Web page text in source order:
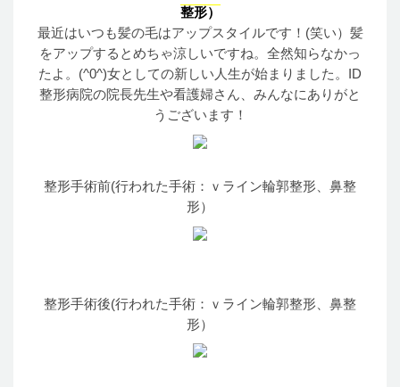
整形）
最近はいつも髪の毛はアップスタイルです ！ (笑い） 髪
をアップするとめちゃ涼しいですね。 全然知らなかっ
たよ 。 (^0^)女としての新しい 人生が始まりました 。
ID
整形病院の院長先生や看護婦さん
みんなにありがと
うございます！
整形手術前(行われた手術 ：ｖ ライン輪郭整形
鼻整
形）
整形手術後(行われた手術 ：ｖ ライン輪郭整形
鼻整
形）